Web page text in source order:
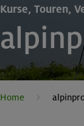
Kurse, Touren,
Home